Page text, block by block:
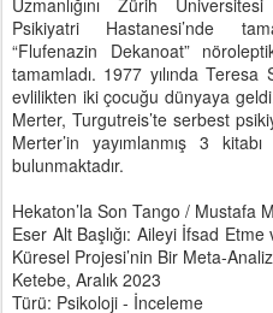
Uzmanlığını Zürih
Psikiyatri Hastanesi’nde
“Flufenazin Dekanoat”
tamamladı. 1977 yılında
evlilikten iki çocuğu dünyaya
Merter, Turgutreis’te serbest
Merter’in yayımlanmış 3
bulunmaktadır.
Hekaton’la Son Tango / Mustafa
Eser Alt Başlığı: Aileyi İfsad Etme
Küresel Projesi’nin Bir Meta-
Ketebe, Aralık 2023
Türü: Psikoloji - İnceleme